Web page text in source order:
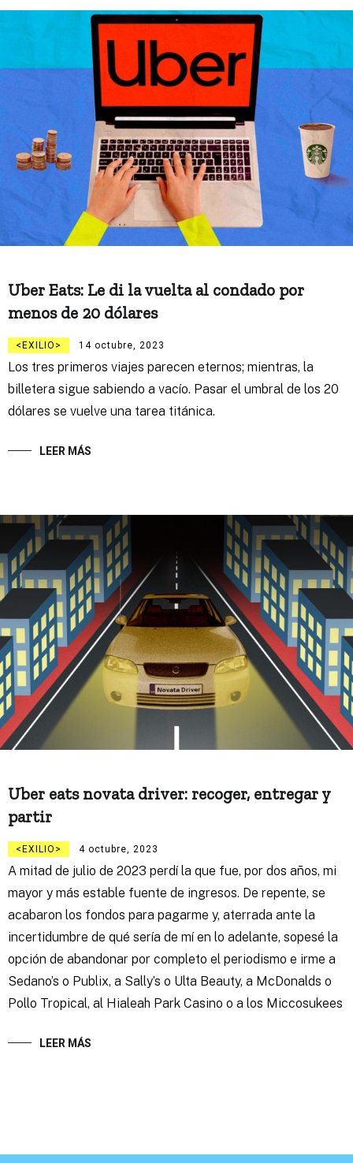
Uber Eats: Le di la vuelta al condado por
menos de 20 dólares
EXILIO 14 octubre, 2023
Los tres primeros viajes parecen eternos; mientras, la
billetera sigue sabiendo a vacío. Pasar el umbral de los 20
dólares se vuelve una tarea titánica.
LEER MÁS
Uber eats novata driver: recoger, entregar y
partir
EXILIO 4 octubre, 2023
A mitad de julio de 2023 perdí la que fue, por dos años, mi
mayor y más estable fuente de ingresos. De repente, se
acabaron los fondos para pagarme y, aterrada ante la
incertidumbre de qué sería de mí en lo adelante, sopesé la
opción de abandonar por completo el periodismo e irme a
Sedano’s o Publix, a Sally’s o Ulta Beauty, a McDonalds o
Pollo Tropical, al Hialeah Park Casino o a los Miccosukees
LEER MÁS